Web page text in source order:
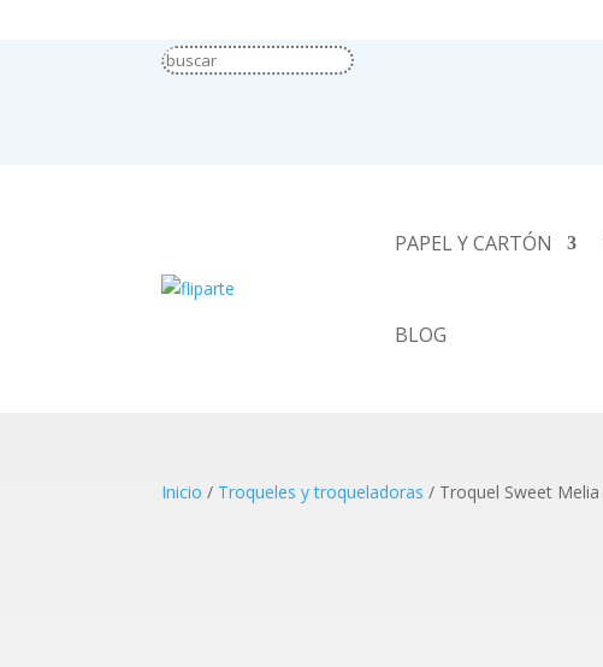
PAPEL Y CARTÓN
BLOG
Inicio / Troqueles y troqueladoras / Troquel Sweet Melia